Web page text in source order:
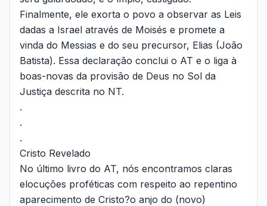
Finalmente, ele exorta o povo a observar as Leis
dadas a Israel através de Moisés e promete a
vinda do Messias e do seu precursor, Elias (João
Batista). Essa declaração conclui o AT e o liga à
boas-novas da provisão de Deus no Sol da
Justiça descrita no NT.
.
.
.
Cristo Revelado
No último livro do AT, nós encontramos claras
elocuções proféticas com respeito ao repentino
aparecimento de Cristo?o anjo do (novo)